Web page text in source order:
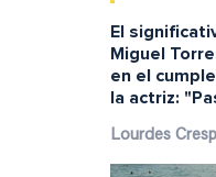
El
Miguel
en el
la actriz:
Lourdes